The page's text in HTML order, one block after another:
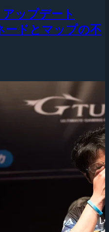
アップデート
ードとマップの不